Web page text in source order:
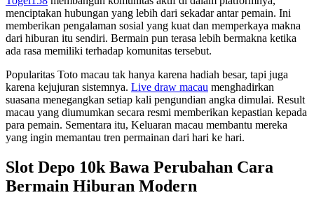
menciptakan hubungan yang lebih dari sekadar antar pemain. Ini
memberikan pengalaman sosial yang kuat dan memperkaya makna
dari hiburan itu sendiri. Bermain pun terasa lebih bermakna ketika
ada rasa memiliki terhadap komunitas tersebut.
Popularitas Toto macau tak hanya karena hadiah besar, tapi juga
karena kejujuran sistemnya. Live draw macau menghadirkan
suasana menegangkan setiap kali pengundian angka dimulai. Result
macau yang diumumkan secara resmi memberikan kepastian kepada
para pemain. Sementara itu, Keluaran macau membantu mereka
yang ingin memantau tren permainan dari hari ke hari.
Slot Depo 10k Bawa Perubahan Cara
Bermain Hiburan Modern